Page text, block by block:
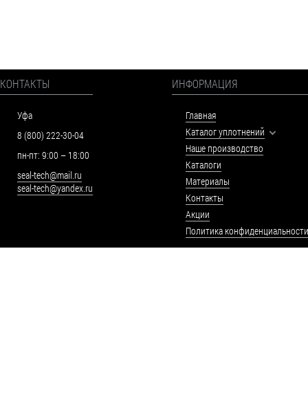
КОНТАКТЫ
Уфа
8 (800) 222-30-04
пн-пт: 9:00 – 18:00
seal-tech@mail.ru
seal-tech@yandex.ru
ИНФОРМАЦИЯ
Главная
Каталог уплотнений
Наше производство
Каталоги
Материалы
Контакты
Акции
Политика конфиденциальности